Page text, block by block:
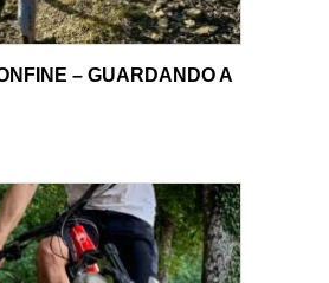
PRODUCT
PRODUCT
– GUARDANDO A